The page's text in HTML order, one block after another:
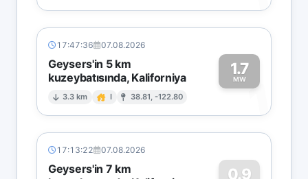
17:47:36 07.08.2026
Geysers'in 5 km
kuzeybatısında, Kaliforniya
3.3 km I 38.81, -122.80
1.7
MW1
17:13:22 07.08.2026
Geysers'in 7 km
0.9